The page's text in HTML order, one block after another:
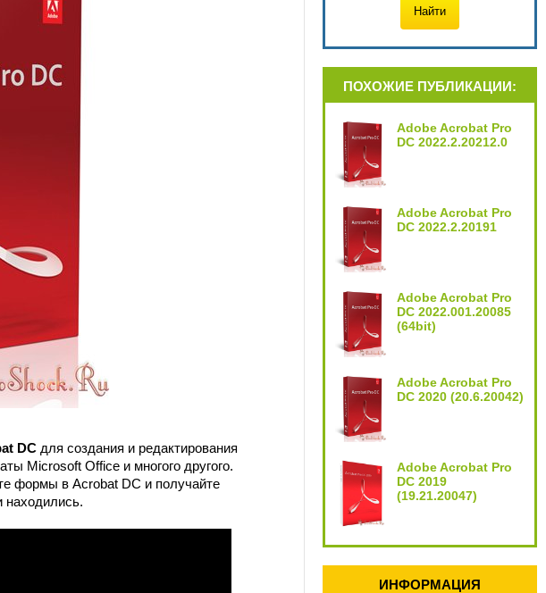
DC для создания и редактирования
Microsoft Office и многого другого.
формы в Acrobat DC и получайте
находились.
ПОХОЖИЕ ПУБЛИКАЦИИ:
Adobe Acrobat Pro
DC 2022.2.20212.0
Adobe Acrobat Pro
DC 2022.2.20191
Adobe Acrobat Pro
DC 2022.001.20085
(64bit)
Adobe Acrobat Pro
DC 2020 (20.6.20042)
Adobe Acrobat Pro
DC 2019
(19.21.20047)
ИНФОРМАЦИЯ